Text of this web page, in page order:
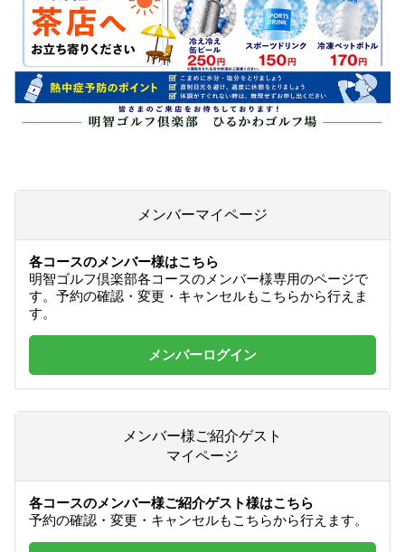
メンバーマイページ
各コースのメンバー様はこちら
明智ゴルフ倶楽部各コースのメンバー様専用のページで
す。予約の確認・変更・キャンセルもこちらから行えま
す。
メンバーログイン
メンバー様ご紹介ゲスト
マイページ
各コースのメンバー様ご紹介ゲスト様はこちら
予約の確認・変更・キャンセルもこちらから行えます。